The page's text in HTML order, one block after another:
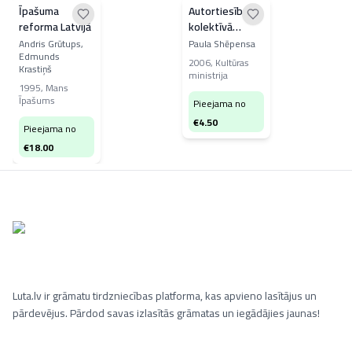
Īpašuma
reforma Latvijā
Andris Grūtups,
Edmunds
Krastiņš
1995, Mans
Īpašums
Pieejama no
€18.00
Autortiesību
kolektīvā
pārvaldījuma
rokasgrāmata
Paula Shēpensa
2006, Kultūras
ministrija
Pieejama no
€4.50
Luta.lv ir grāmatu tirdzniecības platforma, kas apvieno lasītājus un
pārdevējus. Pārdod savas izlasītās grāmatas un iegādājies jaunas!